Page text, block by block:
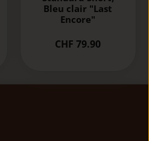
Bleu clair "Last
Encore"
CHF 79.90